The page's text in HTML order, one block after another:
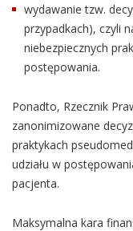
wydawanie tzw.
przypadkach), czyli
niebezpiecznych
postępowania.
Ponadto, Rzecznik
zanonimizowane
praktykach
udziału w
pacjenta.
Maksymalna kara